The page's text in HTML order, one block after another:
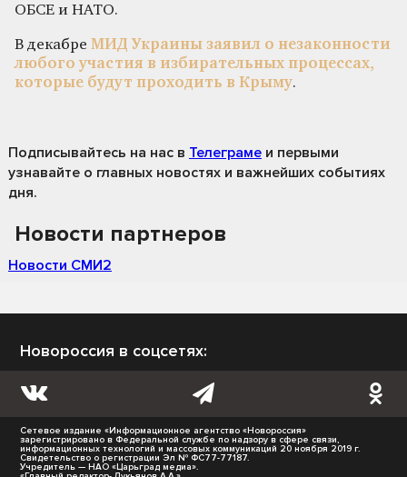
ОБСЕ и НАТО.
В декабре МИД Украины заявил о незаконности
любого участия в избирательных процессах,
которые будут проходить в Крыму.
Подписывайтесь на нас в Телеграме и первыми
узнавайте о главных новостях и важнейших событиях
дня.
Новости партнеров
Новости СМИ2
Новороссия в соцсетях:
Сетевое издание «Информационное агентство «Новороссия»
зарегистрировано в Федеральной службе по надзору в сфере связи,
информационных технологий и массовых коммуникаций 20 ноября 2019 г.
Свидетельство о регистрации Эл № ФС77-77187.
Учредитель — НАО «Царьград медиа».